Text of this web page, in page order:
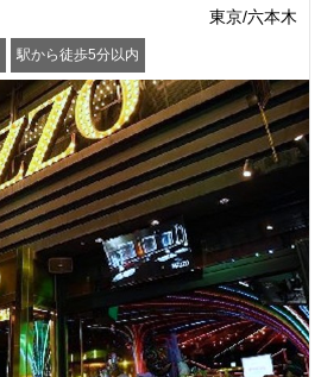
東京/六本木
駅から徒歩5分以内